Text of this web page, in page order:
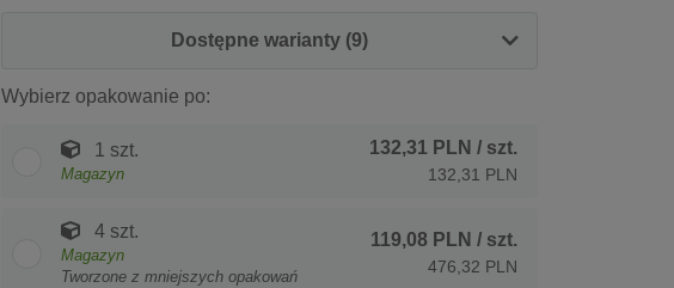
Dostępne warianty (9)
Wybierz opakowanie po:
1 szt.
Magazyn
132,31 PLN / szt.
132,31 PLN
4 szt.
Magazyn
Tworzone z mniejszych opakowań
119,08 PLN / szt.
476,32 PLN